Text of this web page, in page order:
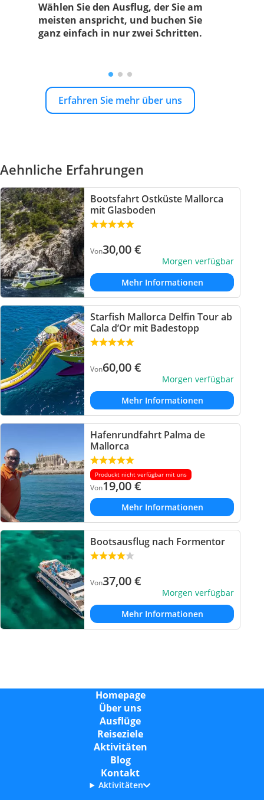
Wählen Sie den Ausflug, der Sie am
meisten anspricht, und buchen Sie
ganz einfach in nur zwei Schritten.
Erfahren Sie mehr über uns
Aehnliche Erfahrungen
Bootsfahrt Ostküste Mallorca
mit Glasboden
Von30,00€
Morgen verfügbar
Mehr Informationen
Starfish Mallorca Delfin Tour ab
Cala d’Or mit Badestopp
Von60,00€
Morgen verfügbar
Mehr Informationen
Hafenrundfahrt Palma de
Mallorca
Produckt nicht verfügbar mit uns
Von19,00€
Mehr Informationen
Bootsausflug nach Formentor
Von37,00€
Morgen verfügbar
Mehr Informationen
Homepage
Über uns
Ausflüge
Reiseziele
Aktivitäten
Blog
Kontakt
Aktivitäten